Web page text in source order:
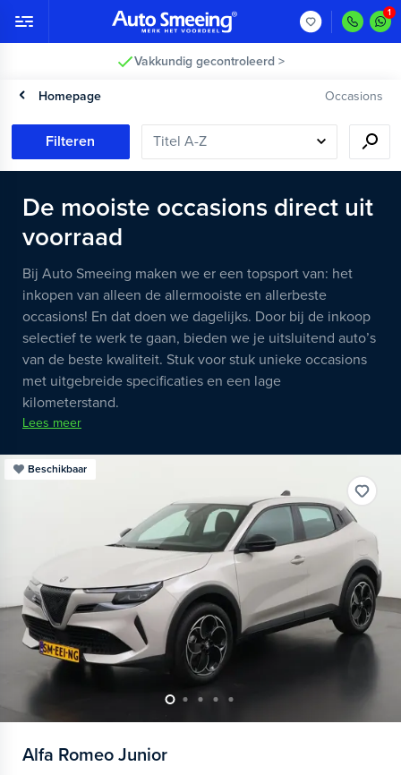
Vakkundig gecontroleerd >
Homepage Occasions
Filteren
De mooiste occasions direct uit
voorraad
Bij Auto Smeeing maken we er een topsport van: het
inkopen van alleen de allermooiste en allerbeste
occasions! En dat doen we dagelijks. Door bij de inkoop
selectief te werk te gaan, bieden we je uitsluitend auto’s
van de beste kwaliteit. Stuk voor stuk unieke occasions
met uitgebreide specificaties en een lage
kilometerstand.
Lees meer
Beschikbaar
Alfa Romeo Junior